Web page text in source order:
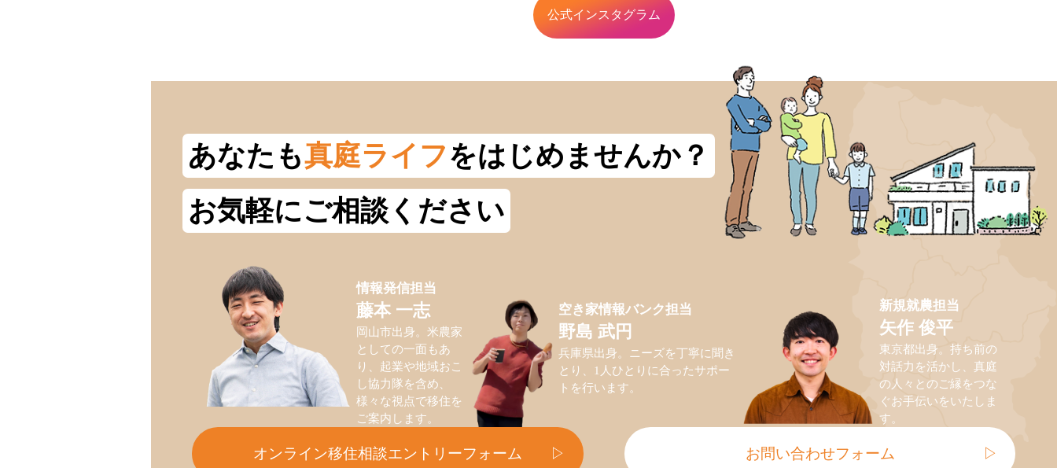
公式インスタグラム
あなたも真庭ライフをはじめませんか？
お気軽にご相談ください
情報発信担当
藤本 一志
岡山市出身。米農家
としての一面もあ
り、起業や地域おこ
し協力隊を含め、
様々な視点で移住を
ご案内します。
空き家情報バンク担当
野島 武円
兵庫県出身。ニーズを丁寧に聞き
とり、1人ひとりに合ったサポー
トを行います。
新規就農担当
矢作 俊平
東京都出身。持ち前の
対話力を活かし、真庭
の人々とのご縁をつな
ぐお手伝いをいたしま
す。
オンライン移住相談エントリーフォーム ▷ お問い合わせフォーム ▷